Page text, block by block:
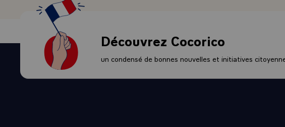
VOUS EST DECERNEE,
SOUHAITE QUE VOUS Y
Découvrez Cocorico
un condensé de bonnes nouvelles et initiatives